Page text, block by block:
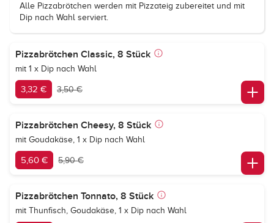
Alle Pizzabrötchen werden mit Pizzateig zubereitet und mit
Dip nach Wahl serviert.
Pizzabrötchen Classic, 8 Stück
mit 1 x Dip nach Wahl
3,32 € 3,50 €
Pizzabrötchen Cheesy, 8 Stück
mit Goudakäse, 1 x Dip nach Wahl
5,60 € 5,90 €
Pizzabrötchen Tonnato, 8 Stück
mit Thunfisch, Goudakäse, 1 x Dip nach Wahl